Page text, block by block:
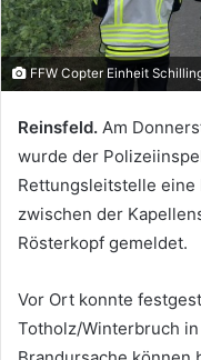
FFW Copter Einheit
Reinsfeld. Am
wurde der
Rettungsleitstelle eine
zwischen der
Rösterkopf gemeldet.
Vor Ort konnte
Totholz/Winterbruch